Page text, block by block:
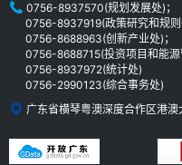
0756-8937570(规划发展处)；
0756-8937919(政策研究和规则
0756-8688963(创新产业处)；
0756-8688715(投资项目和能源
0756-8937972(统计处)
0756-2990123(综合事务处)
广东省横琴粤澳深度合作区港